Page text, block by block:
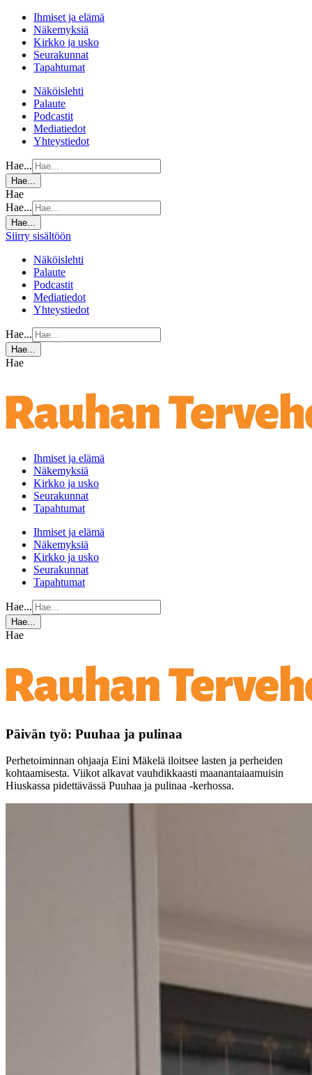
Ihmiset ja elämä
Näkemyksiä
Kirkko ja usko
Seurakunnat
Tapahtumat
Näköislehti
Palaute
Podcastit
Mediatiedot
Yhteystiedot
Hae...
Hae...
Hae
Hae...
Hae...
Siirry sisältöön
Näköislehti
Palaute
Podcastit
Mediatiedot
Yhteystiedot
Hae...
Hae...
Hae
Ihmiset ja elämä
Näkemyksiä
Kirkko ja usko
Seurakunnat
Tapahtumat
Ihmiset ja elämä
Näkemyksiä
Kirkko ja usko
Seurakunnat
Tapahtumat
Hae...
Hae...
Hae
Päivän työ: Puuhaa ja pulinaa
Perhetoiminnan ohjaaja Eini Mäkelä iloitsee lasten ja perheiden
kohtaamisesta. Viikot alkavat vauhdikkaasti maanantaiaamuisin
Hiuskassa pidettävässä Puuhaa ja pulinaa -kerhossa.